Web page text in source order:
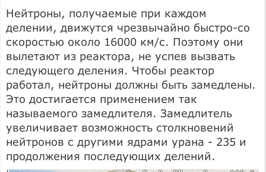
Нейтроны, получаемые при каждом
делении, движутся чрезвычайно быстро-со
скоростью около 16000 км/с. Поэтому они
вылетают из реактора, не успев вызвать
следующего деления. Чтобы реактор
работал, нейтроны должны быть замедлены.
Это достигается применением так
называемого замедлителя. Замедлитель
увеличивает возможность столкновений
нейтронов с другими ядрами урана - 235 и
продолжения последующих делений.